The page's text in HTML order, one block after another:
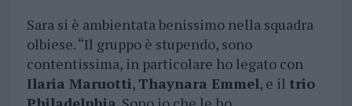
Sara si è ambientata benissimo nella squadra
olbiese. “Il gruppo è stupendo, sono
contentissima, in particolare ho legato con
Ilaria Maruotti,Thaynara Emmel, e il trio